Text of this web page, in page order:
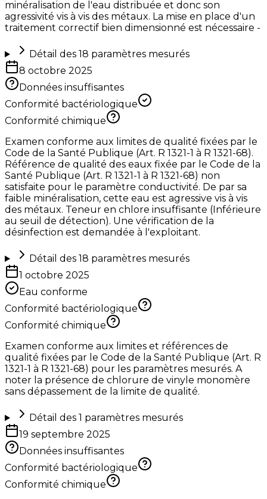
minéralisation de l'eau distribuée et donc son
agressivité vis à vis des métaux. La mise en place d'un
traitement correctif bien dimensionné est nécessaire -
Détail des 18 paramètres mesurés
8 octobre 2025
Données insuffisantes
Conformité bactériologique
Conformité chimique
Examen conforme aux limites de qualité fixées par le
Code de la Santé Publique (Art. R 1321-1 à R 1321-68).
Référence de qualité des eaux fixée par le Code de la
Santé Publique (Art. R 1321-1 à R 1321-68) non
satisfaite pour le paramètre conductivité. De par sa
faible minéralisation, cette eau est agressive vis à vis
des métaux. Teneur en chlore insuffisante (Inférieure
au seuil de détection). Une vérification de la
désinfection est demandée à l'exploitant.
Détail des 18 paramètres mesurés
1 octobre 2025
Eau conforme
Conformité bactériologique
Conformité chimique
Examen conforme aux limites et références de
qualité fixées par le Code de la Santé Publique (Art. R
1321-1 à R 1321-68) pour les paramètres mesurés. A
noter la présence de chlorure de vinyle monomère
sans dépassement de la limite de qualité.
Détail des 1 paramètres mesurés
19 septembre 2025
Données insuffisantes
Conformité bactériologique
Conformité chimique